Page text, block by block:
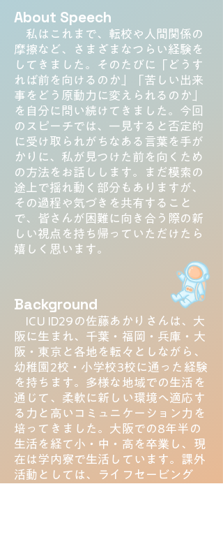
About Speech
私はこれまで、転校や人間関係の
摩擦など、さまざまなつらい経験を
してきました。そのたびに「どうす
れば前を向けるのか」「苦しい出来
事をどう原動力に変えられるのか」
を自分に問い続けてきました。今回
のスピーチでは、一見すると否定的
に受け取られがちなある言葉を手が
かりに、私が見つけた前を向くため
の方法をお話しします。まだ模索の
途上で揺れ動く部分もありますが、
その過程や気づきを共有すること
で、皆さんが困難に向き合う際の新
しい視点を持ち帰っていただけたら
嬉しく思います。
Background
ICU ID29の佐藤あかりさんは、大
阪に生まれ、千葉・福岡・兵庫・大
阪・東京と各地を転々としながら、
幼稚園2校・小学校3校に通った経験
を持ちます。多様な地域での生活を
通じて、柔軟に新しい環境へ適応す
る力と高いコミュニケーション力を
培ってきました。大阪での8年半の
生活を経て小・中・高を卒業し、現
在は学内寮で生活しています。課外
活動としては、ライフセービング